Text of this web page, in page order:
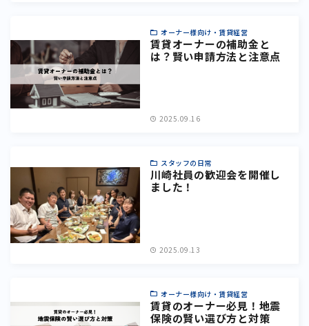
オーナー様向け・賃貸経営
賃貸オーナーの補助金と
は？賢い申請方法と注意点
2025.09.16
スタッフの日常
川崎社員の歓迎会を開催し
ました！
2025.09.13
オーナー様向け・賃貸経営
賃貸のオーナー必見！地震
保険の賢い選び方と対策